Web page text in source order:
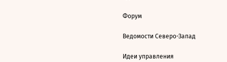
Форум
Ведомости Северо-Запад
Идеи управления